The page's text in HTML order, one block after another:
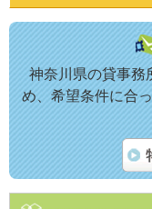
神奈川県の貸事務
め、希望条件に合